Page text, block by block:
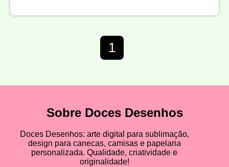
1
Sobre Doces Desenhos
Doces Desenhos: arte digital para sublimação,
design para canecas, camisas e papelaria
personalizada. Qualidade, criatividade e
originalidade!